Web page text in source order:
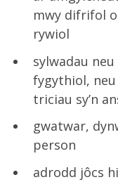
mwy difrifol
rywiol
sylwadau
fygythiol,
triciau sy’n
gwatwar,
person
adrodd jôcs